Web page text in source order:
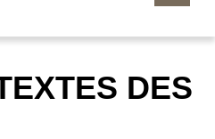
DES